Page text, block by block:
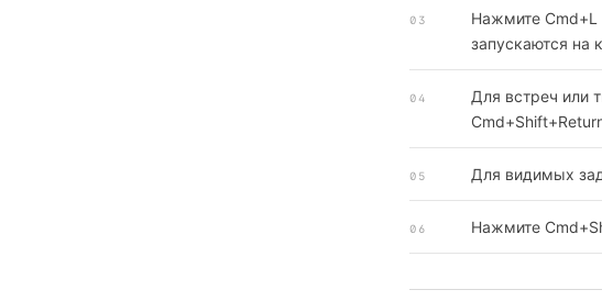
03
Нажмите Cmd+L
запускаются на
04
Для встреч или
05 Для видимых
06 Нажмите